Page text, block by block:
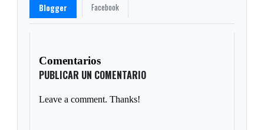
Blogger Facebook
Comentarios
PUBLICAR UN COMENTARIO
Leave a comment. Thanks!